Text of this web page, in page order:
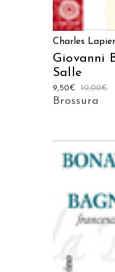
Charles
Giovanni
Salle
10,00€
9,50€
Brossura